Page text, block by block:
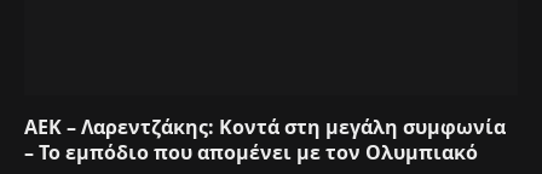
ΑΕΚ – Λαρεντζάκης: Κοντά στη μεγάλη συμφωνία
– Το εμπόδιο που απομένει με τον Ολυμπιακό